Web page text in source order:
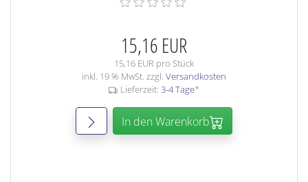
15,16 EUR
15,16 EUR pro Stück
inkl. 19 % MwSt. zzgl. Versandkosten
Lieferzeit: 3-4 Tage*
In den Warenkorb